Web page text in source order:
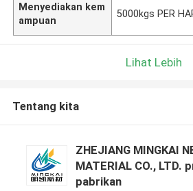
Menyediakan kem
ampuan
5000kgs PER
Lihat Lebih
Tentang kita
ZHEJIANG MINGKAI
MATERIAL CO., LTD.
pabrikan